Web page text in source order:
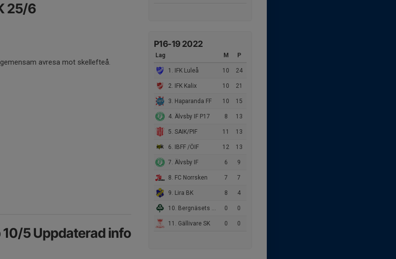
P16-19 2022
Lag M P
1. IFK Luleå 10 24
2. IFK Kalix 10 21
3. Haparanda FF 10 15
4. Älvsby IF P17 8 13
5. SAIK/PIF 11 13
6. IBFF /ÖIF 12 13
7. Älvsby IF 6 9
8. FC Norrsken 7 7
9. Lira BK 8 4
10. Bergnäsets AIK 0 0
11. Gällivare SK 0 0
25/6
avresa mot skellefteå.
5 Uppdaterad info